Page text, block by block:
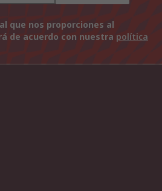
que nos proporciones al
de acuerdo con nuestra política